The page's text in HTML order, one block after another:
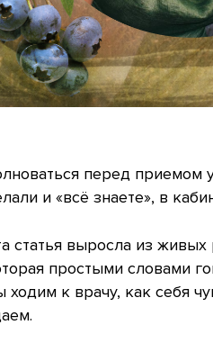
перед приемом
и «всё знаете», в
статья выросла из
простыми словами
ходим к врачу, как себя